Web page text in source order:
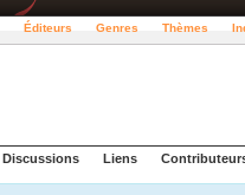
Éditeurs Genres Thèmes
Discussions Liens